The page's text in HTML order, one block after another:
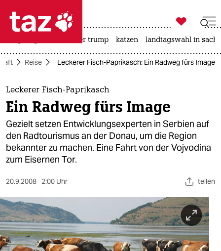
 taz zahl ich
taz zahl ich
themen
politik
öko
gesellschaft
kultur
sport
berlin
nord

taz zahl ich
usa unter trump katzen landtagswahl in
Reise Leckerer Fisch-Paprikasch: Ein Radweg fürs Image
Leckerer Fisch-Paprikasch
Ein Radweg fürs Image
Gezielt setzen Entwicklungsexperten in Serbien auf
den Radtourismus an der Donau, um die Region
bekannter zu machen. Eine Fahrt von der Vojvodina
zum Eisernen Tor.
20.9.2008 2:00 Uhr teilen